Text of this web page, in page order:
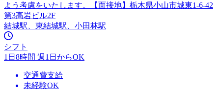
よう考慮をいたします。【面接地】栃木県小山市城東1-6-42
第3高岩ビル2F
結城駅、東結城駅、小田林駅
シフト
1日8時間 週1日からOK
交通費支給
未経験OK